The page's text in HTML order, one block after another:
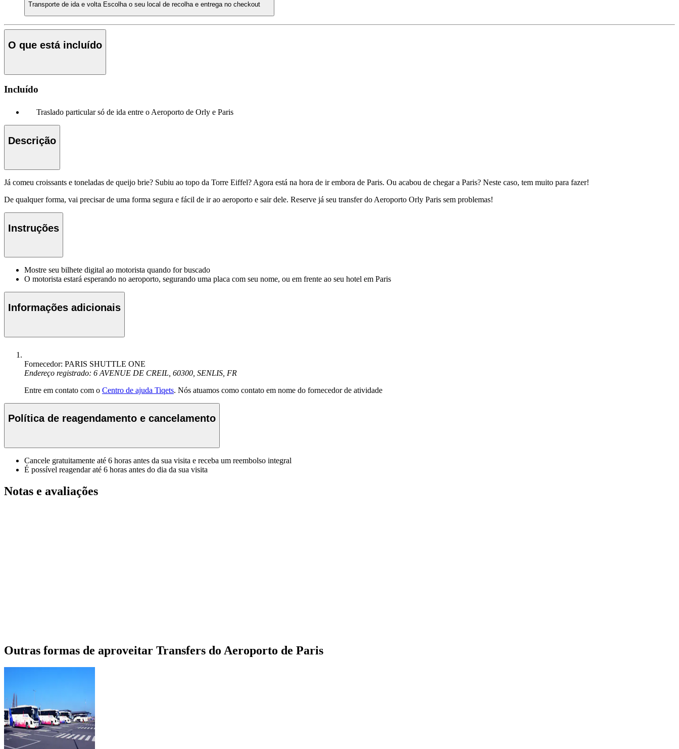
Transporte de ida e volta Escolha o seu local de recolha e entrega no checkout
O que está incluído
Incluído
Traslado particular só de ida entre o Aeroporto de Orly e Paris
Descrição
Já comeu croissants e toneladas de queijo brie? Subiu ao topo da Torre Eiffel? Agora está na hora de ir embora de Paris. Ou acabou de chegar a Paris? Neste caso, tem muito para fazer!
De qualquer forma, vai precisar de uma forma segura e fácil de ir ao aeroporto e sair dele. Reserve já seu transfer do Aeroporto Orly Paris sem problemas!
Instruções
Mostre seu bilhete digital ao motorista quando for buscado
O motorista estará esperando no aeroporto, segurando uma placa com seu nome, ou em frente ao seu hotel em Paris
Informações adicionais
Fornecedor: PARIS SHUTTLE ONE
Endereço registrado: 6 AVENUE DE CREIL, 60300, SENLIS, FR
Entre em contato com o Centro de ajuda Tiqets. Nós atuamos como contato em nome do fornecedor de atividade
Política de reagendamento e cancelamento
Cancele gratuitamente até 6 horas antes da sua visita e receba um reembolso integral
É possível reagendar até 6 horas antes do dia da sua visita
Notas e avaliações
Outras formas de aproveitar Transfers do Aeroporto de Paris